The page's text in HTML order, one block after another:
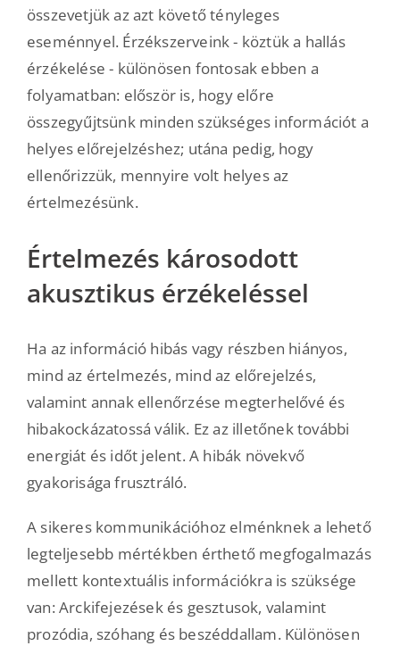
összevetjük az azt követő tényleges
eseménnyel. Érzékszerveink - köztük a hallás
érzékelése - különösen fontosak ebben a
folyamatban: először is, hogy előre
összegyűjtsünk minden szükséges információt a
helyes előrejelzéshez; utána pedig, hogy
ellenőrizzük, mennyire volt helyes az
értelmezésünk.
Értelmezés károsodott
akusztikus érzékeléssel
Ha az információ hibás vagy részben hiányos,
mind az értelmezés, mind az előrejelzés,
valamint annak ellenőrzése megterhelővé és
hibakockázatossá válik. Ez az illetőnek további
energiát és időt jelent. A hibák növekvő
gyakorisága frusztráló.
A sikeres kommunikációhoz elménknek a lehető
legteljesebb mértékben érthető megfogalmazás
mellett kontextuális információkra is szüksége
van: Arckifejezések és gesztusok, valamint
prozódia, szóhang és beszéddallam. Különösen